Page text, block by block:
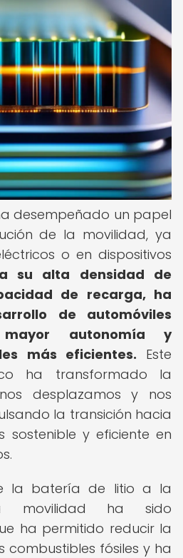
desempeñado un papel
de la movilidad, ya
o en dispositivos
su alta densidad de
de recarga, ha
de automóviles
autonomía y
más eficientes. Este
ha transformado la
desplazamos y nos
la transición hacia
sostenible y eficiente en
la batería de litio a la
movilidad ha sido
ha permitido reducir la
combustibles fósiles y ha